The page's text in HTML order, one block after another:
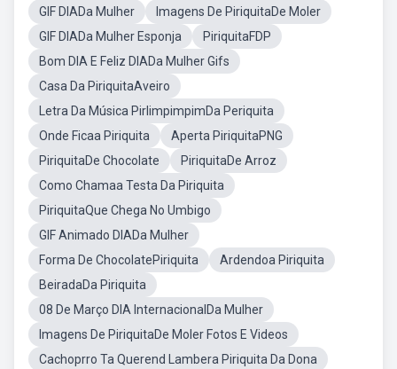
GIF DIADa Mulher
Imagens De PiriquitaDe Moler
GIF DIADa Mulher Esponja
PiriquitaFDP
Bom DIA E Feliz DIADa Mulher Gifs
Casa Da PiriquitaAveiro
Letra Da Música PirlimpimpimDa Periquita
Onde Ficaa Piriquita
Aperta PiriquitaPNG
PiriquitaDe Chocolate
PiriquitaDe Arroz
Como Chamaa Testa Da Piriquita
PiriquitaQue Chega No Umbigo
GIF Animado DIADa Mulher
Forma De ChocolatePiriquita
Ardendoa Piriquita
BeiradaDa Piriquita
08 De Março DIA InternacionalDa Mulher
Imagens De PiriquitaDe Moler Fotos E Videos
Cachoprro Ta Querend Lambera Piriquita Da Dona